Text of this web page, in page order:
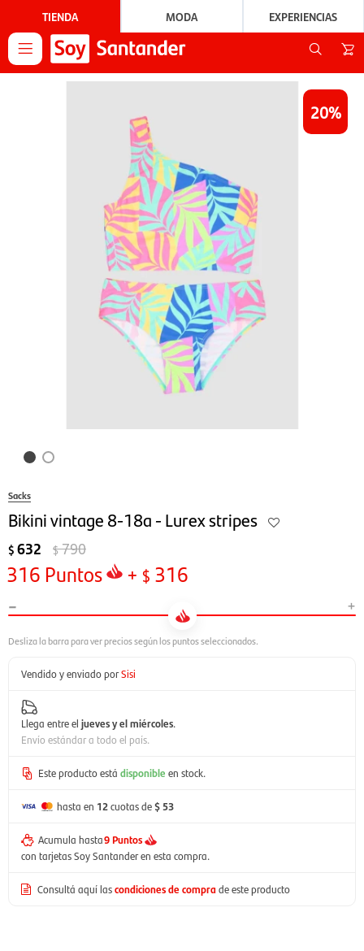
TIENDA MODA EXPERIENCIAS

20
Sacks
Bikini vintage 8-18a - Lurex stripes
$ 632 $790
316 Puntos + $ 316
- +
Vendido y enviado porSisi
Llega entre el jueves y el miércoles.
Envío estándar a todo el país.
Este producto está disponible en stock.
hasta en 12cuotas de$ 53
Acumula hasta9 Puntos
con tarjetas Soy Santander en esta compra.
Consultá aquí lascondiciones de comprade este producto